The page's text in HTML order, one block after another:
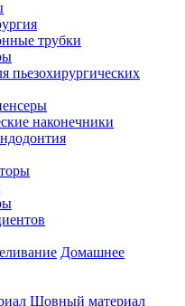
трубки
пьезохирургических
наконечники
Домашнее
Шовный материал